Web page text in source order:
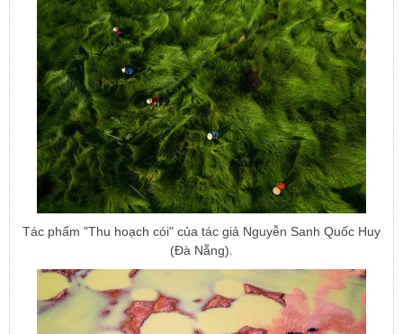
Tác phẩm "Thu hoạch cói" của tác giả Nguyễn Sanh Quốc Huy
(Đà Nẵng).